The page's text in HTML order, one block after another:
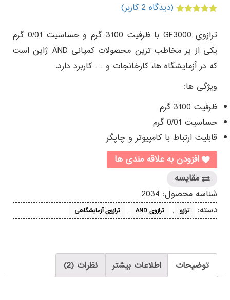
امتیازدهی
مشتری
(دیدگاه 2 کاربر)
ترازوی GF3000 با ظرفیت 3100 گرم و حساسیت 0/01 گرم
یکی از پر مخاطب ترین محصولات کمپانی AND ژاپن است
که در آزمایشگاه ها، کارخانجات و … کاربرد دارد.
ویژگی ها:
ظرفیت 3100 گرم
حساسیت 0/01 گرم
قابلیت ارتباط با کامپیوتر و چاپگر
افزودن به علاقه مندی ها
مقایسه
شناسه محصول: 2034
دسته:
ترازو , ترازوی AND , ترازوی آزمایشگاهی
توضیحات اطلاعات بیشتر نظرات (2)